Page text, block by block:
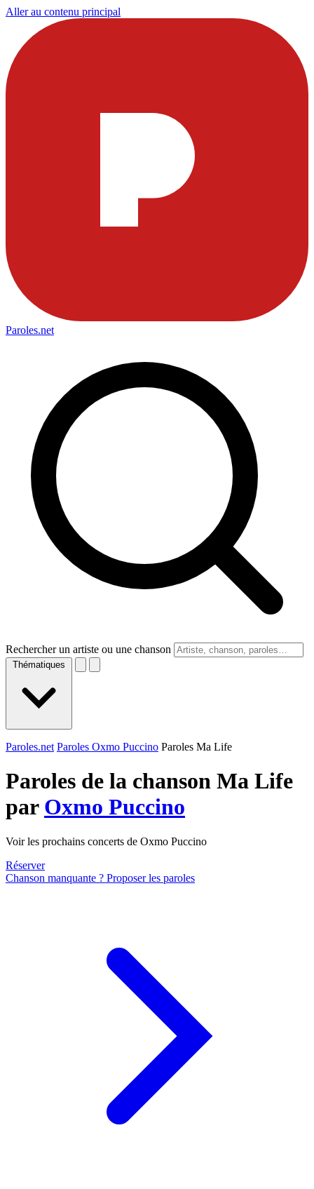
Aller au contenu principal
Paroles.net
Rechercher un artiste ou une chanson
Thématiques
Paroles.net Paroles Oxmo Puccino Paroles Ma Life
Paroles de la chanson Ma Life
par Oxmo Puccino
Voir les prochains concerts de Oxmo Puccino
Réserver
Chanson manquante ? Proposer les paroles